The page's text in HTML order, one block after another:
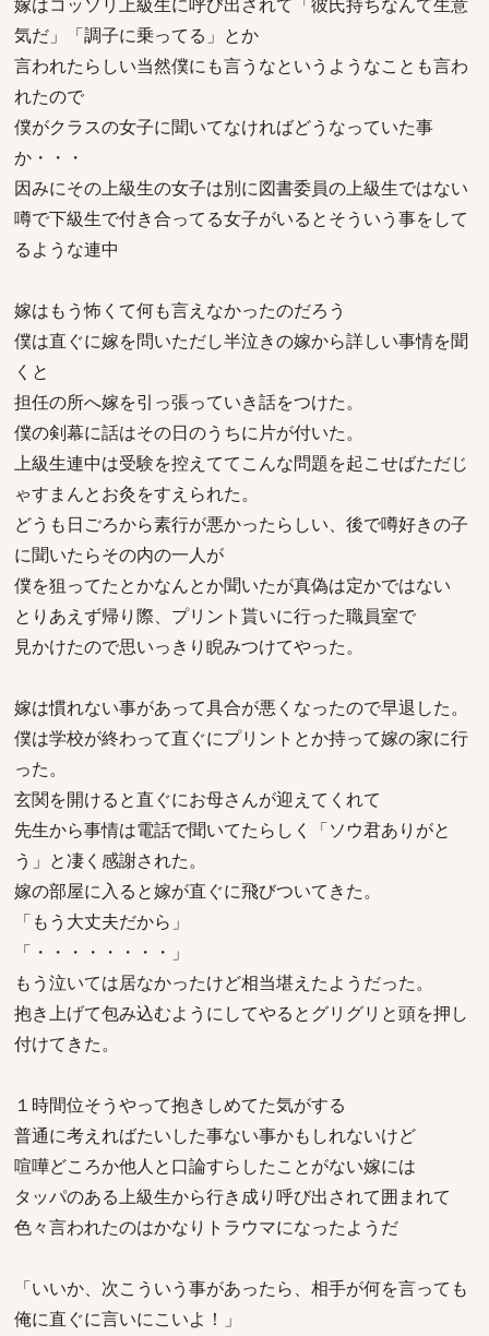
気だ」「調子に乗ってる」とか
言われたらしい当然僕にも言うなというようなことも言わ
れたので
僕がクラスの女子に聞いてなければどうなっていた事
か・・・
因みにその上級生の女子は別に図書委員の上級生ではない
噂で下級生で付き合ってる女子がいるとそういう事をして
るような連中
嫁はもう怖くて何も言えなかったのだろう
僕は直ぐに嫁を問いただし半泣きの嫁から詳しい事情を聞
くと
担任の所へ嫁を引っ張っていき話をつけた。
僕の剣幕に話はその日のうちに片が付いた。
上級生連中は受験を控えててこんな問題を起こせばただじ
ゃすまんとお灸をすえられた。
どうも日ごろから素行が悪かったらしい、後で噂好きの子
に聞いたらその内の一人が
僕を狙ってたとかなんとか聞いたが真偽は定かではない
とりあえず帰り際、プリント貰いに行った職員室で
見かけたので思いっきり睨みつけてやった。
嫁は慣れない事があって具合が悪くなったので早退した。
僕は学校が終わって直ぐにプリントとか持って嫁の家に行
った。
玄関を開けると直ぐにお母さんが迎えてくれて
先生から事情は電話で聞いてたらしく「ソウ君ありがと
う」と凄く感謝された。
嫁の部屋に入ると嫁が直ぐに飛びついてきた。
「もう大丈夫だから」
「・・・・・・・・」
もう泣いては居なかったけど相当堪えたようだった。
抱き上げて包み込むようにしてやるとグリグリと頭を押し
付けてきた。
１時間位そうやって抱きしめてた気がする
普通に考えればたいした事ない事かもしれないけど
喧嘩どころか他人と口論すらしたことがない嫁には
タッパのある上級生から行き成り呼び出されて囲まれて
色々言われたのはかなりトラウマになったようだ
「いいか、次こういう事があったら、相手が何を言っても
俺に直ぐに言いにこいよ！」